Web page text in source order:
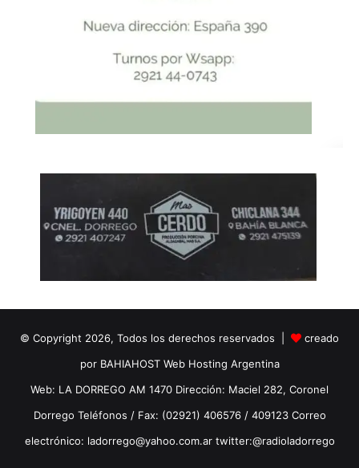
© Copyright 2026, Todos los derechos reservados |
creado
por BAHIAHOST Web Hosting Argentina
Web: LA DORREGO AM 1470 Dirección: Maciel 282, Coronel
Dorrego Teléfonos / Fax: (02921) 406576 / 409123 Correo
electrónico: ladorrego@yahoo.com.ar twitter:@radioladorrego